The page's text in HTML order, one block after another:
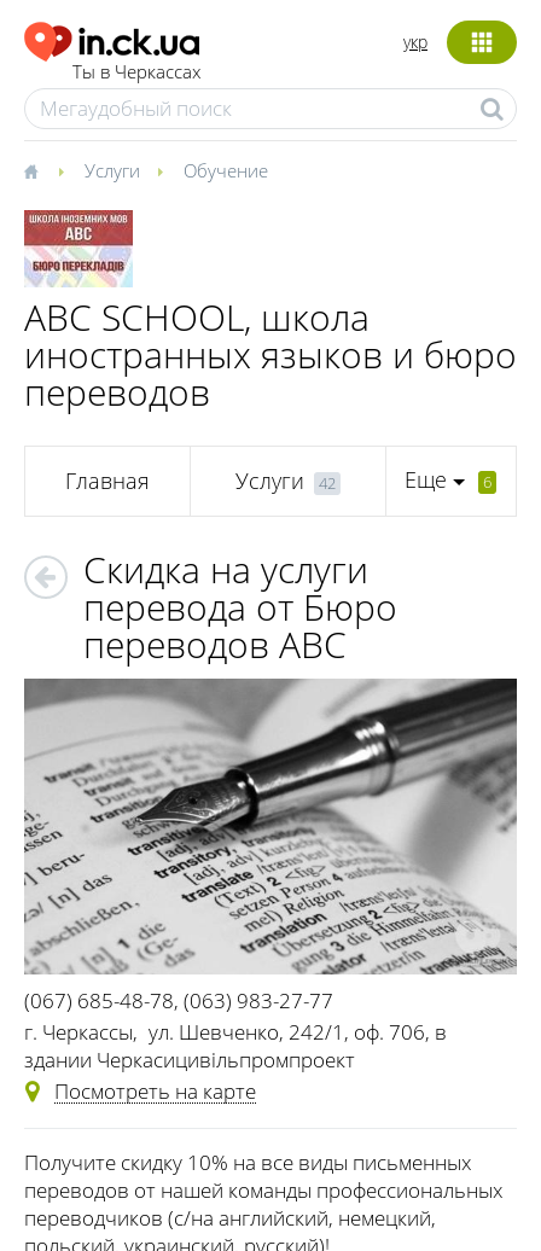
Ты в Черкассах
укр
Услуги Обучение
ABC SCHOOL, школа
иностранных языков и бюро
переводов
Главная Услуги 42 Еще 6
Скидка на услуги
перевода от Бюро
переводов ABC
(067) 685-48-78, (063) 983-27-77
г. Черкассы, ул. Шевченко, 242/1, оф. 706, в
здании Черкасицивільпромпроект
Посмотреть на карте
Получите скидку 10% на все виды письменных
переводов от нашей команды профессиональных
переводчиков (с/на английский, немецкий,